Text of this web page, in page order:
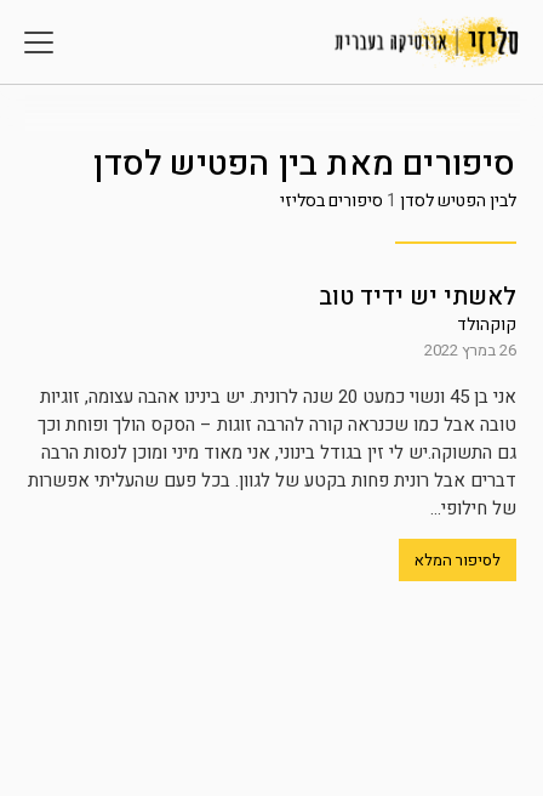
סיפורים מאת בין הפטיש לסדן
לבין הפטיש לסדן 1 סיפורים בסליזי
לאשתי יש ידיד טוב
קוקהולד
26 במרץ 2022
אני בן 45 ונשוי כמעט 20 שנה לרונית. יש בינינו אהבה עצומה, זוגיות
טובה אבל כמו שכנראה קורה להרבה זוגות – הסקס הולך ופוחת וכך
גם התשוקה.יש לי זין בגודל בינוני, אני מאוד מיני ומוכן לנסות הרבה
דברים אבל רונית פחות בקטע של לגוון. בכל פעם שהעליתי אפשרות
של חילופי...
לסיפור המלא